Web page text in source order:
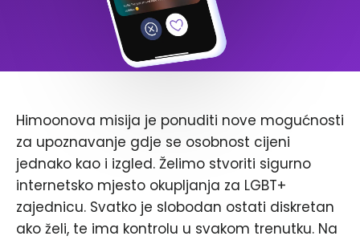
Himoonova misija je ponuditi nove mogućnosti
za upoznavanje gdje se osobnost cijeni
jednako kao i izgled. Želimo stvoriti sigurno
internetsko mjesto okupljanja za LGBT+
zajednicu. Svatko je slobodan ostati diskretan
ako želi, te ima kontrolu u svakom trenutku. Na